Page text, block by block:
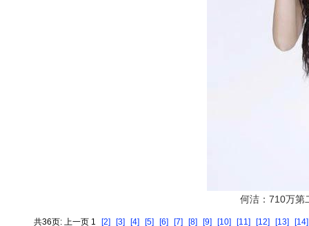
何洁：710万第
共36页: 上一页 1 [2] [3] [4] [5] [6] [7] [8] [9] [10] [11] [12] [13]
[14]